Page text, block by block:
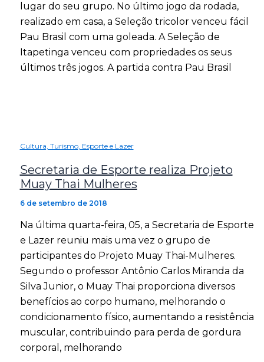
lugar do seu grupo. No último jogo da rodada,
realizado em casa, a Seleção tricolor venceu fácil
Pau Brasil com uma goleada. A Seleção de
Itapetinga venceu com propriedades os seus
últimos três jogos. A partida contra Pau Brasil
Cultura, Turismo, Esporte e Lazer
Secretaria de Esporte realiza Projeto
Muay Thai Mulheres
6 de setembro de 2018
Na última quarta-feira, 05, a Secretaria de Esporte
e Lazer reuniu mais uma vez o grupo de
participantes do Projeto Muay Thai-Mulheres.
Segundo o professor Antônio Carlos Miranda da
Silva Junior, o Muay Thai proporciona diversos
benefícios ao corpo humano, melhorando o
condicionamento físico, aumentando a resistência
muscular, contribuindo para perda de gordura
corporal, melhorando